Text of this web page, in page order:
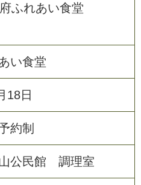
ふれあい食堂
い食堂
18日
約制
公民館 調理室